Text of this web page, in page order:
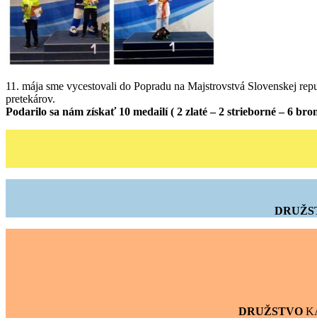
11. mája sme vycestovali do Popradu na Majstrovstvá Slovenskej
pretekárov.
Podarilo sa nám získať 10 medailí ( 2 zlaté – 2 strieborné – 6
DRUŽSTVO